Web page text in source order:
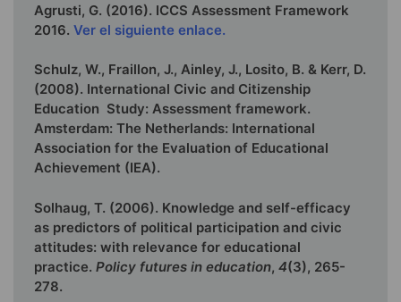
Agrusti, G. (2016). ICCS Assessment Framework
2016. Ver el siguiente enlace.
Schulz, W., Fraillon, J., Ainley, J., Losito, B. & Kerr, D.
(2008). International Civic and Citizenship
Education Study: Assessment framework.
Amsterdam: The Netherlands: International
Association for the Evaluation of Educational
Achievement (IEA).
Solhaug, T. (2006). Knowledge and self-efficacy
as predictors of political participation and civic
attitudes: with relevance for educational
practice. Policy futures in education, 4(3), 265-
278.